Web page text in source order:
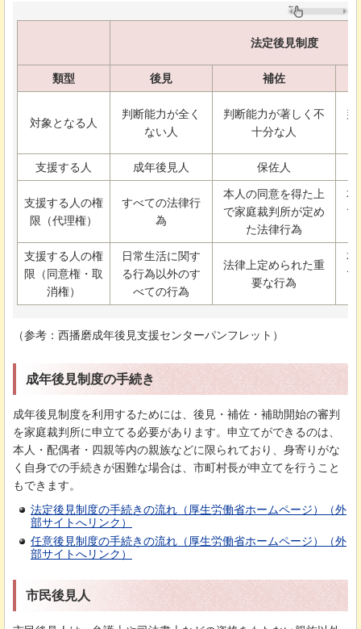
法定後見制度
類型 後見 補佐
対象となる人
判断能力が全く
ない人
判断能力が著しく不
十分な人
判
支援する人 成年後見人 保佐人
支援する人の権
限（代理権）
すべての法律行
為
本人の同意を得た上
で家庭裁判所が定め
た法律行為
本
で
支援する人の権
限（同意権・取
消権）
日常生活に関す
る行為以外のす
べての行為
法律上定められた重
要な行為
本
で
（参考：西播磨成年後見支援センターパンフレット）
成年後見制度の手続き
成年後見制度を利用するためには、後見・補佐・補助開始の審判
を家庭裁判所に申立てる必要があります。申立てができるのは、
本人・配偶者・四親等内の親族などに限られており、身寄りがな
く自身での手続きが困難な場合は、市町村長が申立てを行うこと
もできます。
法定後見制度の手続きの流れ（厚生労働省ホームページ）（外
部サイトへリンク）
任意後見制度の手続きの流れ（厚生労働省ホームページ）（外
部サイトへリンク）
市民後見人